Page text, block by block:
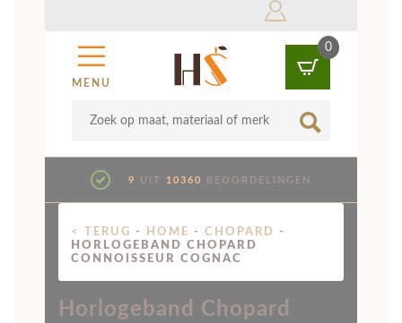
MENU
0
9 UIT 10360 BEOORDELINGEN
< TERUG - HOME - CHOPARD -
HORLOGEBAND CHOPARD
CONNOISSEUR COGNAC
Horlogeband Chopard